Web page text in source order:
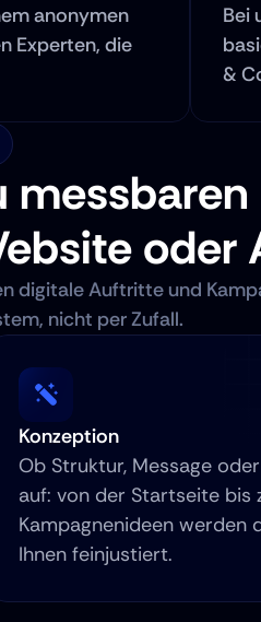
anonymen
Experten, die
Bei
&
messbaren
oder
digitale Auftritte und
nicht per Zufall.
Konzeption
Ob Struktur, Message
auf: von der Startseite bis
Kampagnenideen
Ihnen feinjustiert.